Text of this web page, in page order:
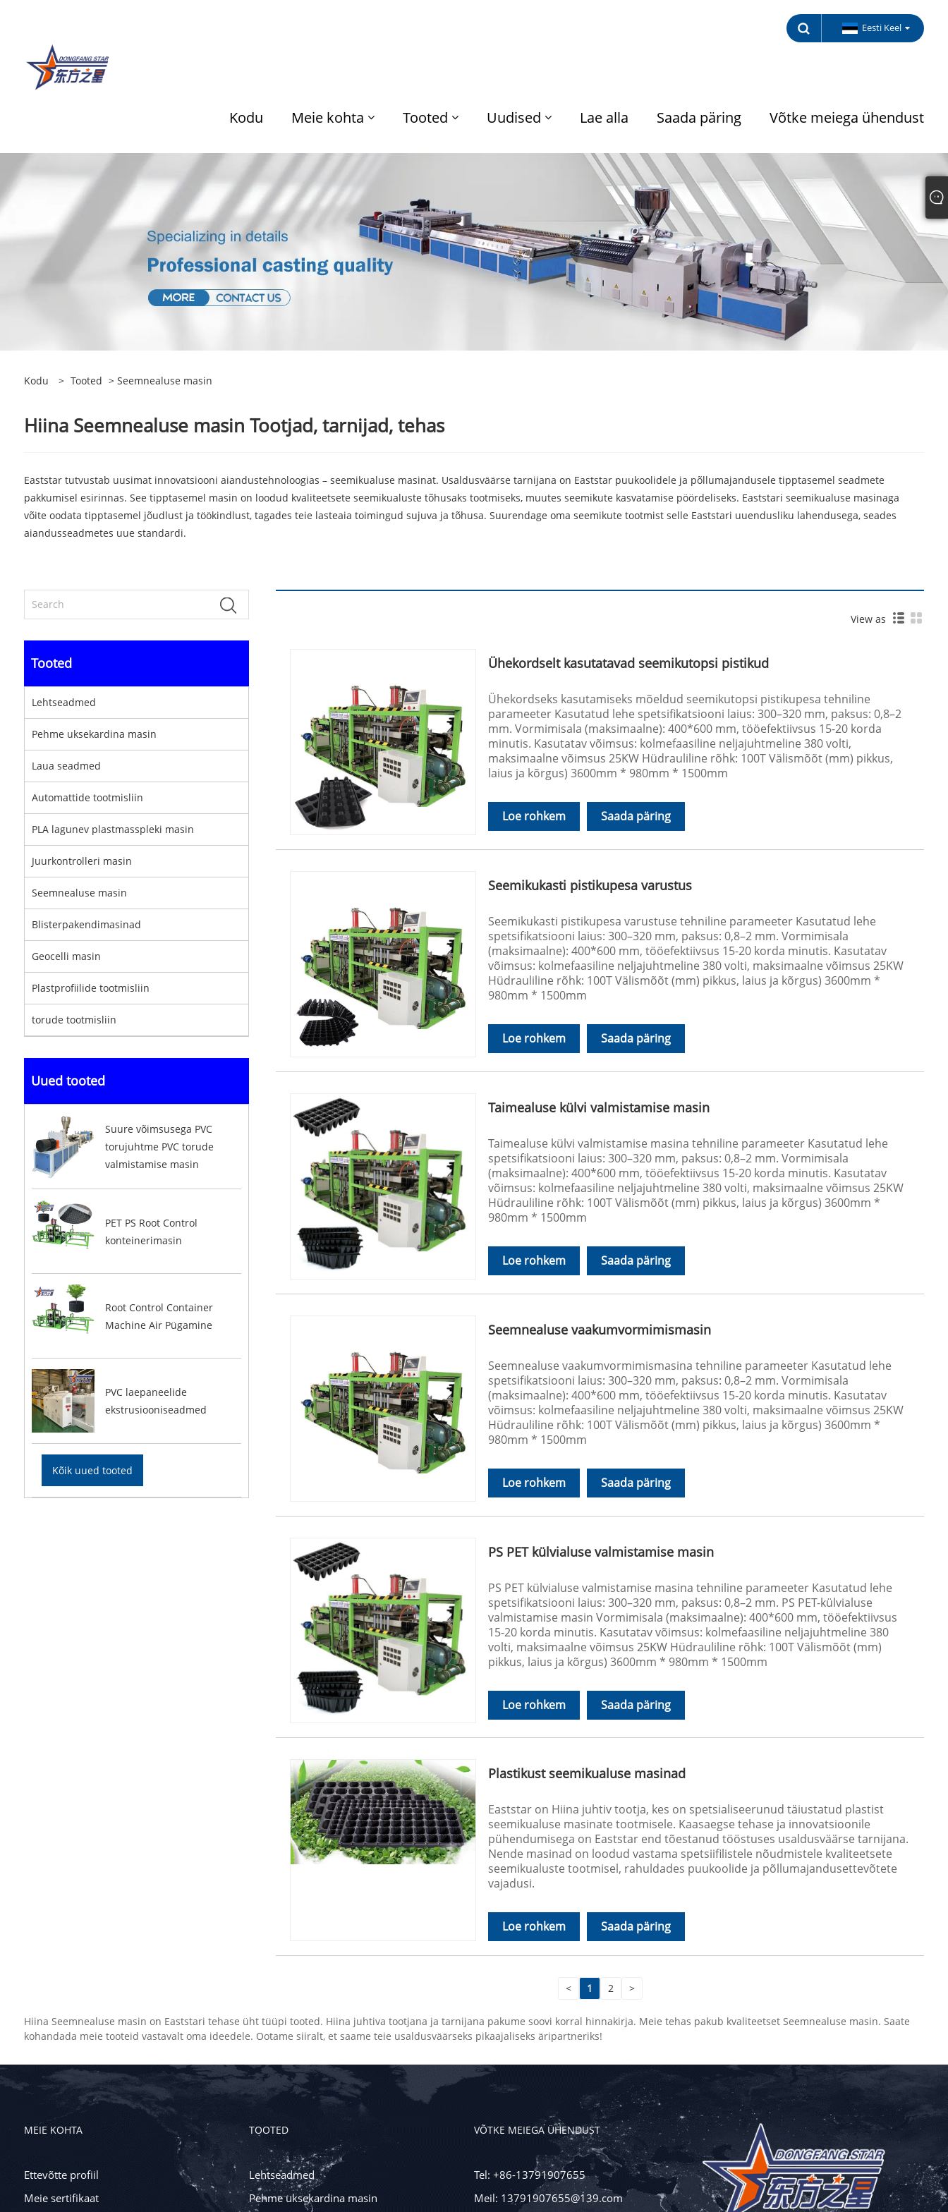
Eesti Keel
Kodu Meie kohta Tooted Uudised Lae alla Saada päring Võtke meiega ühendust
Kodu > Tooted > Seemnealuse masin
Hiina Seemnealuse masin Tootjad, tarnijad, tehas
Eaststar tutvustab uusimat innovatsiooni aiandustehnoloogias – seemikualuse masinat. Usaldusväärse tarnijana on Eaststar puukoolidele ja põllumajandusele tipptasemel seadmete
pakkumisel esirinnas. See tipptasemel masin on loodud kvaliteetsete seemikualuste tõhusaks tootmiseks, muutes seemikute kasvatamise pöördeliseks. Eaststari seemikualuse masinaga
võite oodata tipptasemel jõudlust ja töökindlust, tagades teie lasteaia toimingud sujuva ja tõhusa. Suurendage oma seemikute tootmist selle Eaststari uuendusliku lahendusega, seades
aiandusseadmetes uue standardi.
Tooted
Lehtseadmed
Pehme uksekardina masin
Laua seadmed
Automattide tootmisliin
PLA lagunev plastmasspleki masin
Juurkontrolleri masin
Seemnealuse masin
Blisterpakendimasinad
Geocelli masin
Plastprofiilide tootmisliin
torude tootmisliin
Uued tooted
Suure võimsusega PVC
torujuhtme PVC torude
valmistamise masin
PET PS Root Control
konteinerimasin
Root Control Container
Machine Air Pügamine
PVC laepaneelide
ekstrusiooniseadmed
Kõik uued tooted
View as
Ühekordselt kasutatavad seemikutopsi pistikud
Ühekordseks kasutamiseks mõeldud seemikutopsi pistikupesa tehniline
parameeter Kasutatud lehe spetsifikatsiooni laius: 300–320 mm, paksus: 0,8–2
mm. Vormimisala (maksimaalne): 400*600 mm, tööefektiivsus 15-20 korda
minutis. Kasutatav võimsus: kolmefaasiline neljajuhtmeline 380 volti,
maksimaalne võimsus 25KW Hüdrauliline rõhk: 100T Välismõõt (mm) pikkus,
laius ja kõrgus) 3600mm * 980mm * 1500mm
Loe rohkem Saada päring
Seemikukasti pistikupesa varustus
Seemikukasti pistikupesa varustuse tehniline parameeter Kasutatud lehe
spetsifikatsiooni laius: 300–320 mm, paksus: 0,8–2 mm. Vormimisala
(maksimaalne): 400*600 mm, tööefektiivsus 15-20 korda minutis. Kasutatav
võimsus: kolmefaasiline neljajuhtmeline 380 volti, maksimaalne võimsus 25KW
Hüdrauliline rõhk: 100T Välismõõt (mm) pikkus, laius ja kõrgus) 3600mm *
980mm * 1500mm
Loe rohkem Saada päring
Taimealuse külvi valmistamise masin
Taimealuse külvi valmistamise masina tehniline parameeter Kasutatud lehe
spetsifikatsiooni laius: 300–320 mm, paksus: 0,8–2 mm. Vormimisala
(maksimaalne): 400*600 mm, tööefektiivsus 15-20 korda minutis. Kasutatav
võimsus: kolmefaasiline neljajuhtmeline 380 volti, maksimaalne võimsus 25KW
Hüdrauliline rõhk: 100T Välismõõt (mm) pikkus, laius ja kõrgus) 3600mm *
980mm * 1500mm
Loe rohkem Saada päring
Seemnealuse vaakumvormimismasin
Seemnealuse vaakumvormimismasina tehniline parameeter Kasutatud lehe
spetsifikatsiooni laius: 300–320 mm, paksus: 0,8–2 mm. Vormimisala
(maksimaalne): 400*600 mm, tööefektiivsus 15-20 korda minutis. Kasutatav
võimsus: kolmefaasiline neljajuhtmeline 380 volti, maksimaalne võimsus 25KW
Hüdrauliline rõhk: 100T Välismõõt (mm) pikkus, laius ja kõrgus) 3600mm *
980mm * 1500mm
Loe rohkem Saada päring
PS PET külvialuse valmistamise masin
PS PET külvialuse valmistamise masina tehniline parameeter Kasutatud lehe
spetsifikatsiooni laius: 300–320 mm, paksus: 0,8–2 mm. PS PET-külvialuse
valmistamise masin Vormimisala (maksimaalne): 400*600 mm, tööefektiivsus
15-20 korda minutis. Kasutatav võimsus: kolmefaasiline neljajuhtmeline 380
volti, maksimaalne võimsus 25KW Hüdrauliline rõhk: 100T Välismõõt (mm)
pikkus, laius ja kõrgus) 3600mm * 980mm * 1500mm
Loe rohkem Saada päring
Plastikust seemikualuse masinad
Eaststar on Hiina juhtiv tootja, kes on spetsialiseerunud täiustatud plastist
seemikualuse masinate tootmisele. Kaasaegse tehase ja innovatsioonile
pühendumisega on Eaststar end tõestanud tööstuses usaldusväärse tarnijana.
Nende masinad on loodud vastama spetsiifilistele nõudmistele kvaliteetsete
seemikualuste tootmisel, rahuldades puukoolide ja põllumajandusettevõtete
vajadusi.
Loe rohkem Saada päring
< 1 2 >
Hiina Seemnealuse masin on Eaststari tehase üht tüüpi tooted. Hiina juhtiva tootjana ja tarnijana pakume soovi korral hinnakirja. Meie tehas pakub kvaliteetset Seemnealuse masin. Saate
kohandada meie tooteid vastavalt oma ideedele. Ootame siiralt, et saame teie usaldusväärseks pikaajaliseks äripartneriks!
MEIE KOHTA
Ettevõtte profiil
Meie sertifikaat
TOOTED
Lehtseadmed
Pehme uksekardina masin
VÕTKE MEIEGA ÜHENDUST
Tel: +86-13791907655
Meil: 13791907655@139.com